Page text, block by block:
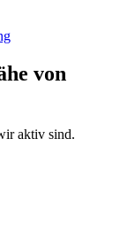
von
aktiv sind.